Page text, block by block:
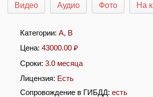
Видео Аудио Фото На
Категории: A, B
Цена: 43000.00 ₽
Сроки: 3.0 месяца
Лицензия: Есть
Сопровождение в ГИБДД: есть